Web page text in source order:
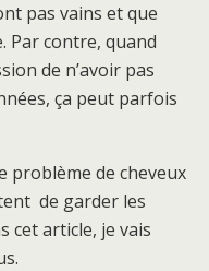
pas vains et que
Par contre, quand
de n’avoir pas
ça peut parfois
problème de cheveux
de garder les
cet article, je vais